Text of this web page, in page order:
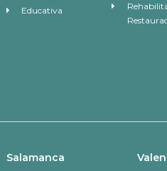
Educativa
Salamanca